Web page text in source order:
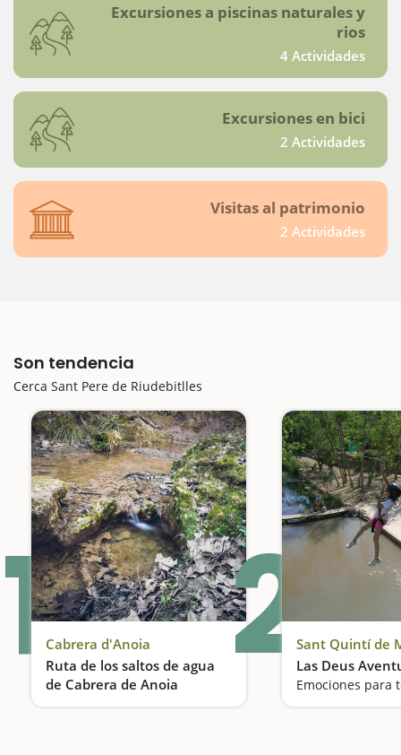
Excursiones a piscinas naturales y
rios
4 Actividades
Excursiones en bici
2 Actividades
Visitas al patrimonio
2 Actividades
Son tendencia
Cerca Sant Pere de Riudebitlles
1 Cabrera d'Anoia
Ruta de los saltos de agua
de Cabrera de Anoia
Descenso de barrancos
2Sant Quintí de
Las Deus
Emociones para